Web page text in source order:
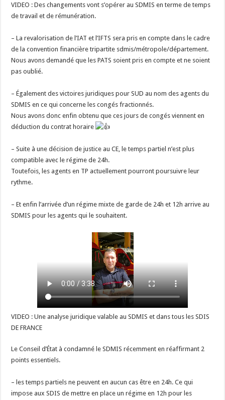
VIDEO : Des changements vont s’opérer au SDMIS en terme de temps
de travail et de rémunération.
– La revalorisation de l’IAT et l’IFTS sera pris en compte dans le cadre
de la convention financière tripartite sdmis/métropole/département.
Nous avons demandé que les PATS soient pris en compte et ne soient
pas oublié.
– Également des victoires juridiques pour SUD au nom des agents du
SDMIS en ce qui concerne les congés fractionnés.
Nous avons donc enfin obtenu que ces jours de congés viennent en
déduction du contrat horaire
– Suite à une décision de justice au CE, le temps partiel n’est plus
compatible avec le régime de 24h.
Toutefois, les agents en TP actuellement pourront poursuivre leur
rythme.
– Et enfin l’arrivée d’un régime mixte de garde de 24h et 12h arrive au
SDMIS pour les agents qui le souhaitent.
VIDEO : Une analyse juridique valable au SDMIS et dans tous les SDIS
DE FRANCE
Le Conseil d’État à condamné le SDMIS récemment en réaffirmant 2
points essentiels.
– les temps partiels ne peuvent en aucun cas être en 24h. Ce qui
impose aux SDIS de mettre en place un régime en 12h pour les